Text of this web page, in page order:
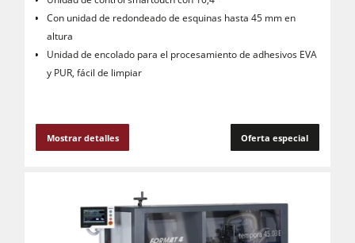
Con unidad de redondeado de esquinas hasta 45 mm en
altura
Unidad de encolado para el procesamiento de adhesivos EVA
y PUR, fácil de limpiar
Mostrar detalles Oferta especial